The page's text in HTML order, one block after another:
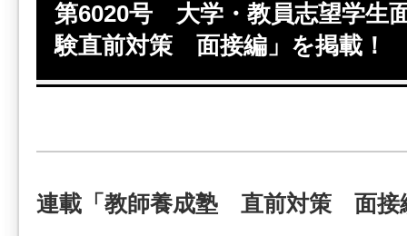
第6020号 大学・教員志望学生
験直前対策 面接編」を掲載！
連載「教師養成塾 直前対策 面接